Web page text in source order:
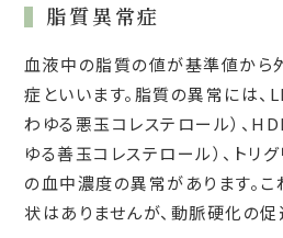
脂質異常症
血液中の脂質の値が基準値から
症といいます。脂質の異常には、
わゆる悪玉コレステロール）、
ゆる善玉コレステロール）、トリグ
の血中濃度の異常があります。
状はありませんが、動脈硬化の促